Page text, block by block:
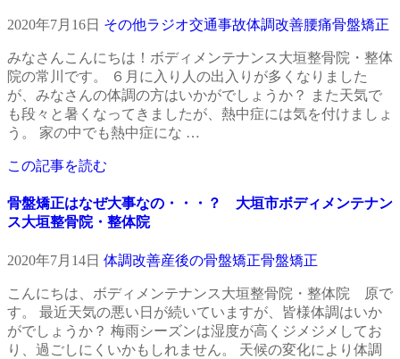
2020年7月16日 その他ラジオ交通事故体調改善腰痛骨盤矯正
みなさんこんにちは！ボディメンテナンス大垣整骨院・整体
院の常川です。 ６月に入り人の出入りが多くなりました
が、みなさんの体調の方はいかがでしょうか？ また天気で
も段々と暑くなってきましたが、熱中症には気を付けましょ
う。 家の中でも熱中症にな …
この記事を読む
骨盤矯正はなぜ大事なの・・・？ 大垣市ボディメンテナン
ス大垣整骨院・整体院
2020年7月14日 体調改善産後の骨盤矯正骨盤矯正
こんにちは、ボディメンテナンス大垣整骨院・整体院 原で
す。 最近天気の悪い日が続いていますが、皆様体調はいか
がでしょうか？ 梅雨シーズンは湿度が高くジメジメしてお
り、過ごしにくいかもしれません。 天候の変化により体調